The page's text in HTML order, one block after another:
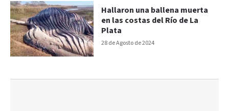
28 de Agosto de 2024
Hallaron una ballena muerta
en las costas del Río de La
Plata